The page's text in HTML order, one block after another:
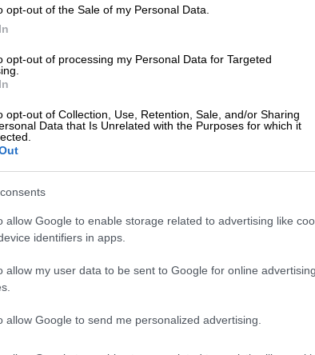
opt-out of the Sale of my Personal Data.
opt-out of processing my Personal Data for Targeted
opt-out of Collection, Use, Retention, Sale, and/or Sharing
Data that Is Unrelated with the Purposes for which it
allow Google to enable storage related to advertising like
identifiers in apps.
allow my user data to be sent to Google for online advertising
allow Google to send me personalized advertising.
Σόκαρε ο Εμπίιντ: Αποκάλυψε ότι
πάσχει από παράλυση Bell - «Δεν
Δήλωσε ότι παλεύει με διάφορα
Lifestyle |01.04.2024 10:23
Ιωάννα Σαρρή: «Αντιμετωπίζω
κάτι τρομακτικό, έχω πάρεση Bell,
προσώπου μου»